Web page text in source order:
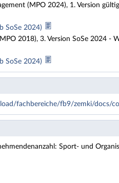
(MPO 2024), 1. Version
SoSe 2024)
2018), 3. Version SoSe 2024 -
SoSe 2024)
fachbereiche/fb9/zemki/docs/
Sport- und